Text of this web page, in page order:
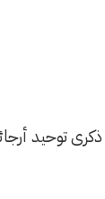
توحيد